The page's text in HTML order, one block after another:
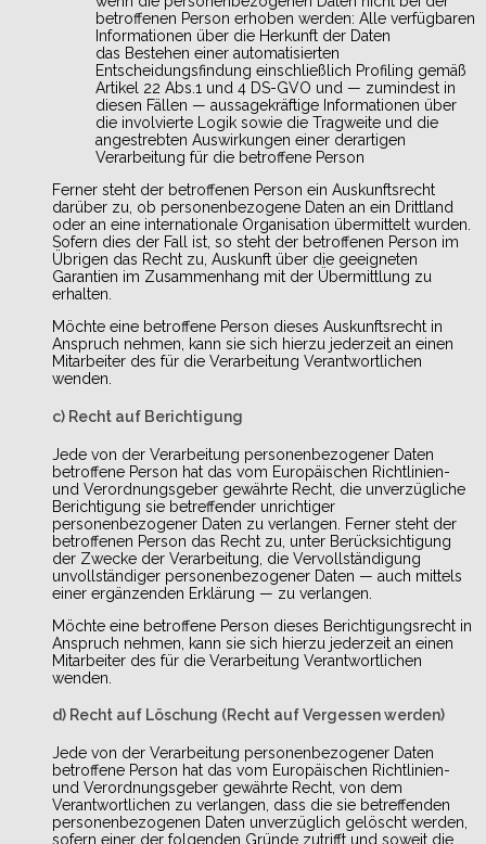
betroffenen Person erhoben werden: Alle verfügbaren
Informationen über die Herkunft der Daten
das Bestehen einer automatisierten
Entscheidungsfindung einschließlich Profiling gemäß
Artikel 22 Abs.1 und 4 DS-GVO und — zumindest in
diesen Fällen — aussagekräftige Informationen über
die involvierte Logik sowie die Tragweite und die
angestrebten Auswirkungen einer derartigen
Verarbeitung für die betroffene Person
Ferner steht der betroffenen Person ein Auskunftsrecht
darüber zu, ob personenbezogene Daten an ein Drittland
oder an eine internationale Organisation übermittelt wurden.
Sofern dies der Fall ist, so steht der betroffenen Person im
Übrigen das Recht zu, Auskunft über die geeigneten
Garantien im Zusammenhang mit der Übermittlung zu
erhalten.
Möchte eine betroffene Person dieses Auskunftsrecht in
Anspruch nehmen, kann sie sich hierzu jederzeit an einen
Mitarbeiter des für die Verarbeitung Verantwortlichen
wenden.
c) Recht auf Berichtigung
Jede von der Verarbeitung personenbezogener Daten
betroffene Person hat das vom Europäischen Richtlinien-
und Verordnungsgeber gewährte Recht, die unverzügliche
Berichtigung sie betreffender unrichtiger
personenbezogener Daten zu verlangen. Ferner steht der
betroffenen Person das Recht zu, unter Berücksichtigung
der Zwecke der Verarbeitung, die Vervollständigung
unvollständiger personenbezogener Daten — auch mittels
einer ergänzenden Erklärung — zu verlangen.
Möchte eine betroffene Person dieses Berichtigungsrecht in
Anspruch nehmen, kann sie sich hierzu jederzeit an einen
Mitarbeiter des für die Verarbeitung Verantwortlichen
wenden.
d) Recht auf Löschung (Recht auf Vergessen werden)
Jede von der Verarbeitung personenbezogener Daten
betroffene Person hat das vom Europäischen Richtlinien-
und Verordnungsgeber gewährte Recht, von dem
Verantwortlichen zu verlangen, dass die sie betreffenden
personenbezogenen Daten unverzüglich gelöscht werden,
sofern einer der folgenden Gründe zutrifft und soweit die